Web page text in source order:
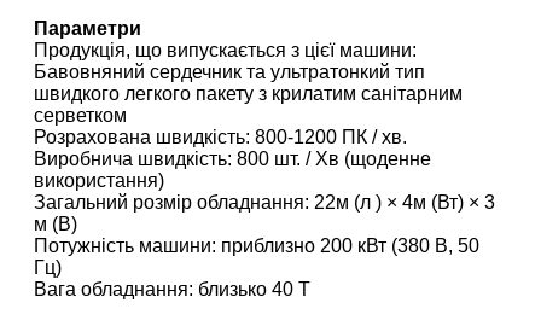
Параметри
Продукція, що випускається з цієї машини:
Бавовняний сердечник та ультратонкий тип
швидкого легкого пакету з крилатим санітарним
серветком
Розрахована швидкість: 800-1200 ПК / хв.
Виробнича швидкість: 800 шт. / Хв (щоденне
використання)
Загальний розмір обладнання: 22м (л ) × 4м (Вт) × 3
м (В)
Потужність машини: приблизно 200 кВт (380 В, 50
Гц)
Вага обладнання: близько 40 Т